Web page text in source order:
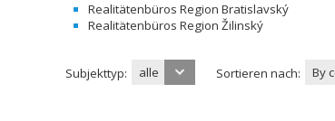
Realitätenbüros Region Bratislavský
Realitätenbüros Region Žilinský
Subjekttyp: alle Sortieren nach: By